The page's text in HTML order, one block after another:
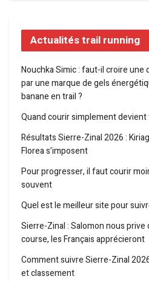
Actualités trail running
Nouchka Simic : faut-il croire
par une marque de gels
banane en trail ?
Quand courir simplement
Résultats Sierre-Zinal 2026 :
Florea s’imposent
Pour progresser, il faut courir
souvent
Quel est le meilleur site pour
Sierre-Zinal : Salomon nous prive
course, les Français apprécieront
Comment suivre Sierre-Zinal
et classement